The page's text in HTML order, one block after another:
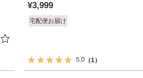
¥3,999
宅配便お届け
5.0 （1）